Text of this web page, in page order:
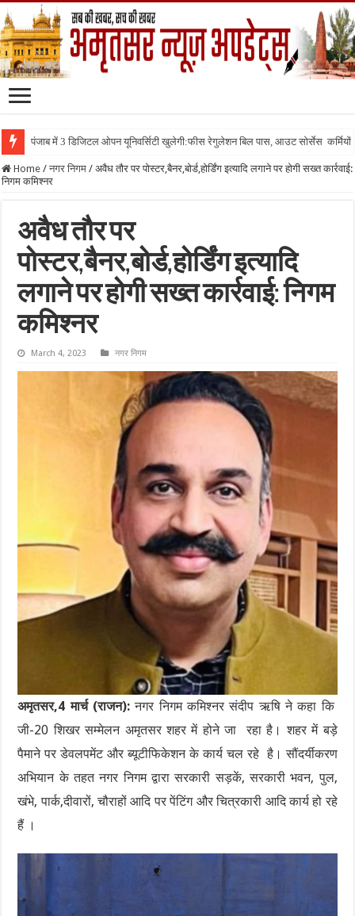
पंजाब में 3 डिजिटल ओपन यूनिवर्सिटी खुलेगी:फीस रेगुलेशन बिल पास, आउट सोर्सेस
Home / नगर निगम / अवैध तौर पर पोस्टर,बैनर,बोर्ड,होर्डिंग इत्यादि लगाने पर होगी सख्त कार्रवाई:
निगम कमिश्नर
अवैध तौर पर
पोस्टर,बैनर,बोर्ड,होर्डिंग इत्यादि
लगाने पर होगी सख्त कार्रवाई: निगम
कमिश्नर
March 4, 2023 नगर निगम
अमृतसर,4 मार्च (राजन):नगर निगम कमिश्नर संदीप ऋषि ने कहा कि
जी-20 शिखर सम्मेलन अमृतसर शहर में होने जा रहा है। शहर में बड़े
पैमाने पर डेवलपमेंट और ब्यूटीफिकेशन के कार्य चल रहे है। सौंदर्यीकरण
अभियान के तहत नगर निगम द्वारा सरकारी सड़कें, सरकारी भवन, पुल,
खंभे, पार्क,दीवारों, चौराहों आदि पर पेंटिंग और चित्रकारी आदि कार्य हो रहे
हैं ।